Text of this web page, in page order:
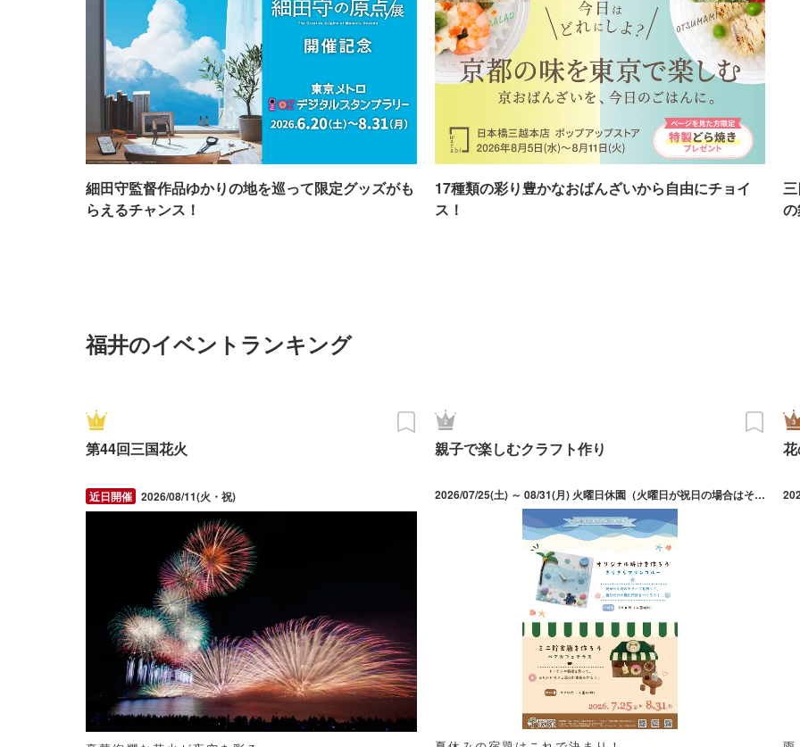
細田守監督作品ゆかりの地を巡って限定グッズがも
らえるチャンス！
17種類の彩り豊かなおばんざいから自由にチョイ
ス！
福井のイベントランキング
第44回三国花火
2026/08/11(火・祝)
親子で楽しむクラフト作り
2026/07/25(土) ～ 08/31(月) 火曜日休園（火曜日が祝日の場合はその翌日）。8月12日（水）は振替休園日だが、休まず営業。